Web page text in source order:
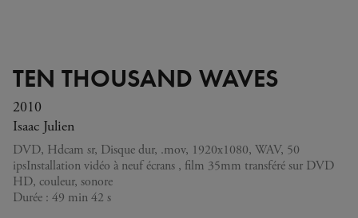
TEN THOUSAND WAVES
2010
Isaac Julien
DVD, Hdcam sr, Disque dur, .mov, 1920x1080, WAV, 50
ipsInstallation vidéo à neuf écrans , film 35mm transféré sur DVD
HD, couleur, sonore
Durée : 49 min 42 s